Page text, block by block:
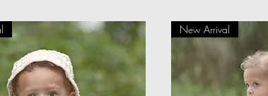
New Arrival